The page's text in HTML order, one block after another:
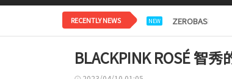
RECENTLY NEWS NEW
BLACKPINK ROSÉ 智